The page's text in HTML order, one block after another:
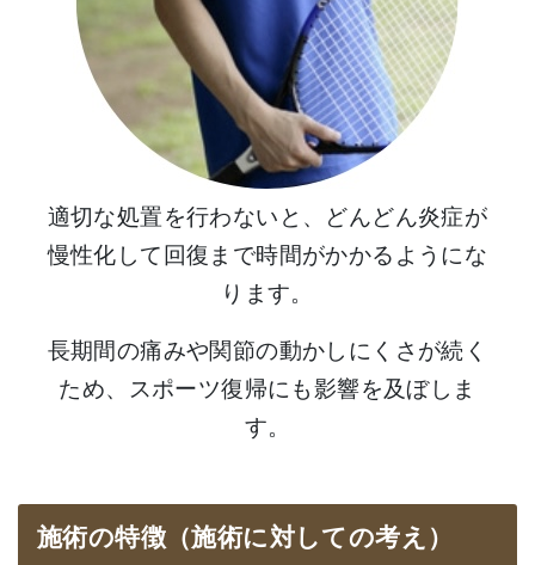
適切な処置を行わないと、どんどん炎症が
慢性化して回復まで時間がかかるようにな
ります。
長期間の痛みや関節の動かしにくさが続く
ため、スポーツ復帰にも影響を及ぼしま
す。
施術の特徴（施術に対しての考え）